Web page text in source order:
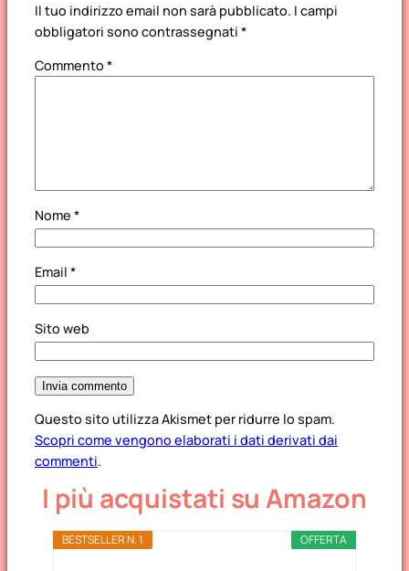
Il tuo indirizzo email non sarà pubblicato. I campi
obbligatori sono contrassegnati *
Commento *
Nome *
Email *
Sito web
Questo sito utilizza Akismet per ridurre lo spam.
Scopri come vengono elaborati i dati derivati dai
commenti.
I più acquistati su Amazon
OFFERTA
BESTSELLER N. 1